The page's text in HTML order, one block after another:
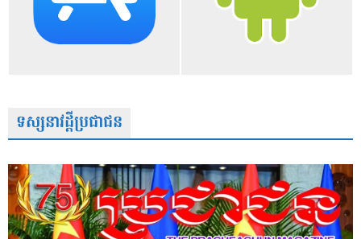
ទស្សនាវដ្តីប្រជាជន